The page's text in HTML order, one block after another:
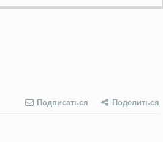
Подписаться Поделиться